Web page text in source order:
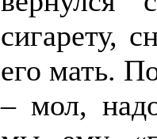
сигарету,
его мать.
– мол,